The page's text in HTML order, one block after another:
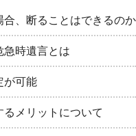
、断ることはできるのか
急時遺言とは
が可能
メリットについて